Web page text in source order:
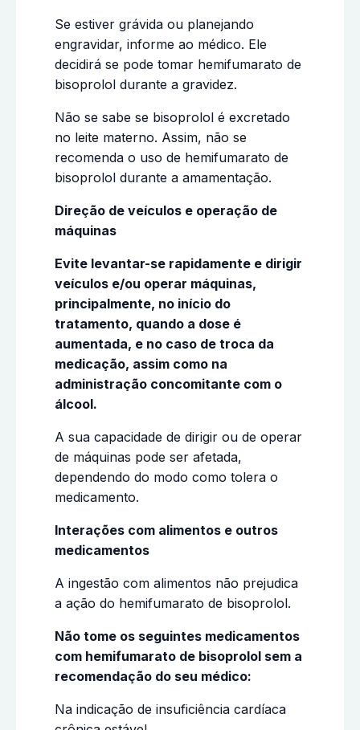
Se estiver grávida ou planejando
engravidar, informe ao médico. Ele
decidirá se pode tomar hemifumarato de
bisoprolol durante a gravidez.
Não se sabe se bisoprolol é excretado
no leite materno. Assim, não se
recomenda o uso de hemifumarato de
bisoprolol durante a amamentação.
Direção de veículos e operação de
máquinas
Evite levantar-se rapidamente e dirigir
veículos e/ou operar máquinas,
principalmente, no início do
tratamento, quando a dose é
aumentada, e no caso de troca da
medicação, assim como na
administração concomitante com o
álcool.
A sua capacidade de dirigir ou de operar
de máquinas pode ser afetada,
dependendo do modo como tolera o
medicamento.
Interações com alimentos e outros
medicamentos
A ingestão com alimentos não prejudica
a ação do hemifumarato de bisoprolol.
Não tome os seguintes medicamentos
com hemifumarato de bisoprolol sem a
recomendação do seu médico:
Na indicação de insuficiência cardíaca